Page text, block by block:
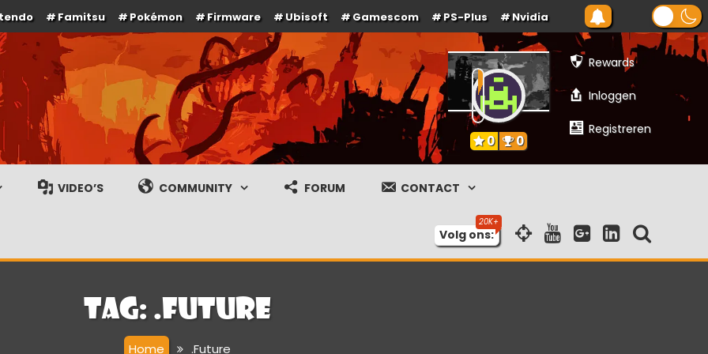
Famitsu Pokémon Firmware Ubisoft Gamescom PS-Plus Nvidia
gameplay streams
Rewards
Inloggen
Registreren
0 0
VIDEO’S COMMUNITY FORUM CONTACT
Volg ons:
Tag: .Future
Home .Future